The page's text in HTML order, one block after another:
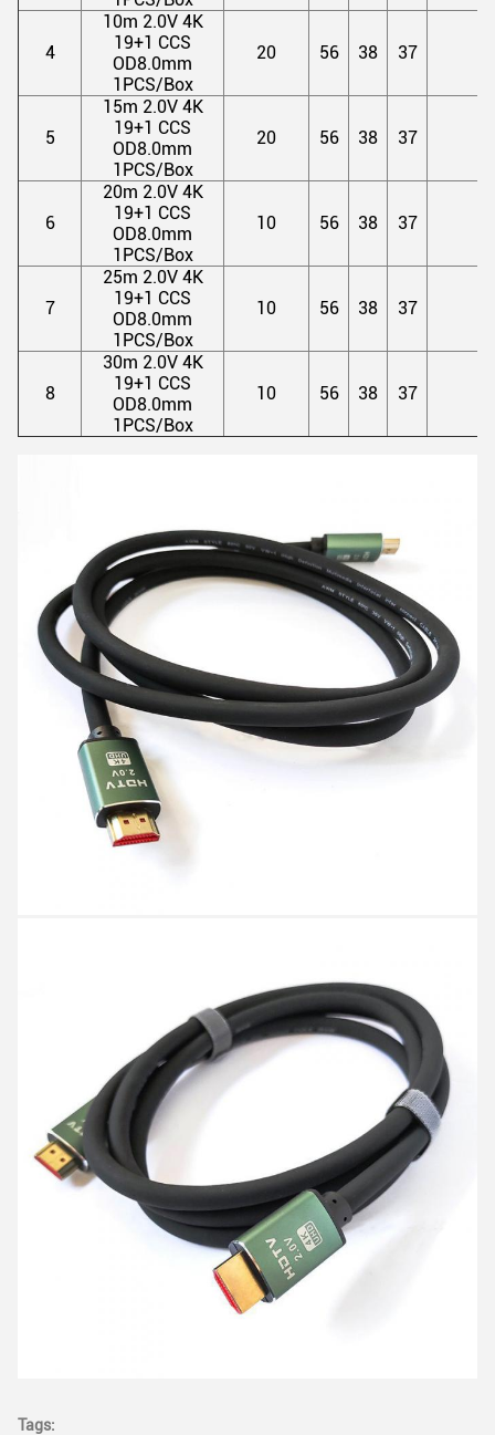
4
10m 2.0V 4K
19+1 CCS
OD8.0mm
1PCS/Box
20 56 38 37
5
15m 2.0V 4K
19+1 CCS
OD8.0mm
1PCS/Box
20 56 38 37
6
20m 2.0V 4K
19+1 CCS
OD8.0mm
1PCS/Box
10 56 38 37
7
25m 2.0V 4K
19+1 CCS
OD8.0mm
1PCS/Box
10 56 38 37
8
30m 2.0V 4K
19+1 CCS
OD8.0mm
1PCS/Box
10 56 38 37
Tags: